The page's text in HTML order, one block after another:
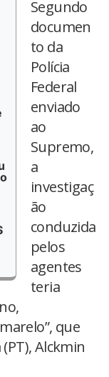
Segundo
documen
to da
Polícia
Federal
enviado
ao
Supremo,
a
investigaç
ão
conduzida
pelos
agentes
teria
que
Alckmin